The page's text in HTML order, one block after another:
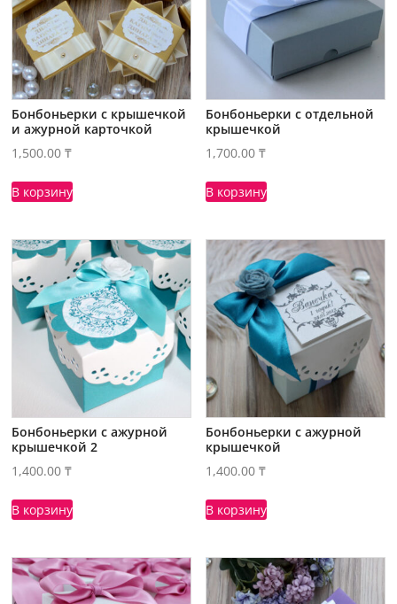
Бонбоньерки с крышечкой
и ажурной карточкой
1,500.00₸
В корзину
Бонбоньерки с отдельной
крышечкой
1,700.00₸
В корзину
Бонбоньерки с ажурной
крышечкой 2
1,400.00₸
В корзину
Бонбоньерки с ажурной
крышечкой
1,400.00₸
В корзину